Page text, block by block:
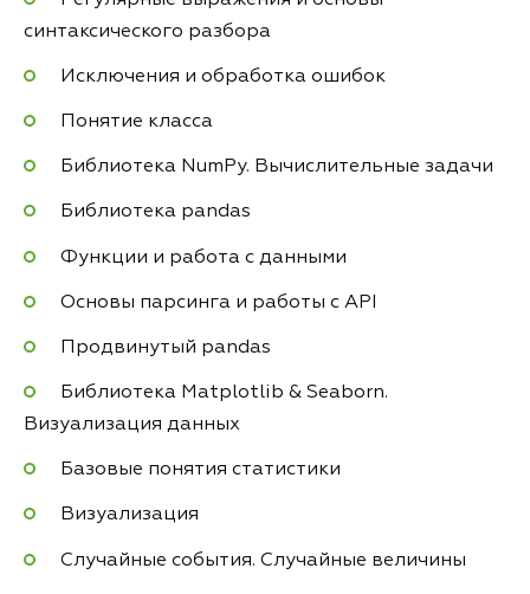
синтаксического разбора
Исключения и обработка ошибок
Понятие класса
Библиотека NumPy. Вычислительные задачи
Библиотека pandas
Функции и работа с данными
Основы парсинга и работы с API
Продвинутый pandas
Библиотека Matplotlib & Seaborn.
Визуализация данных
Базовые понятия статистики
Визуализация
Случайные события. Случайные величины